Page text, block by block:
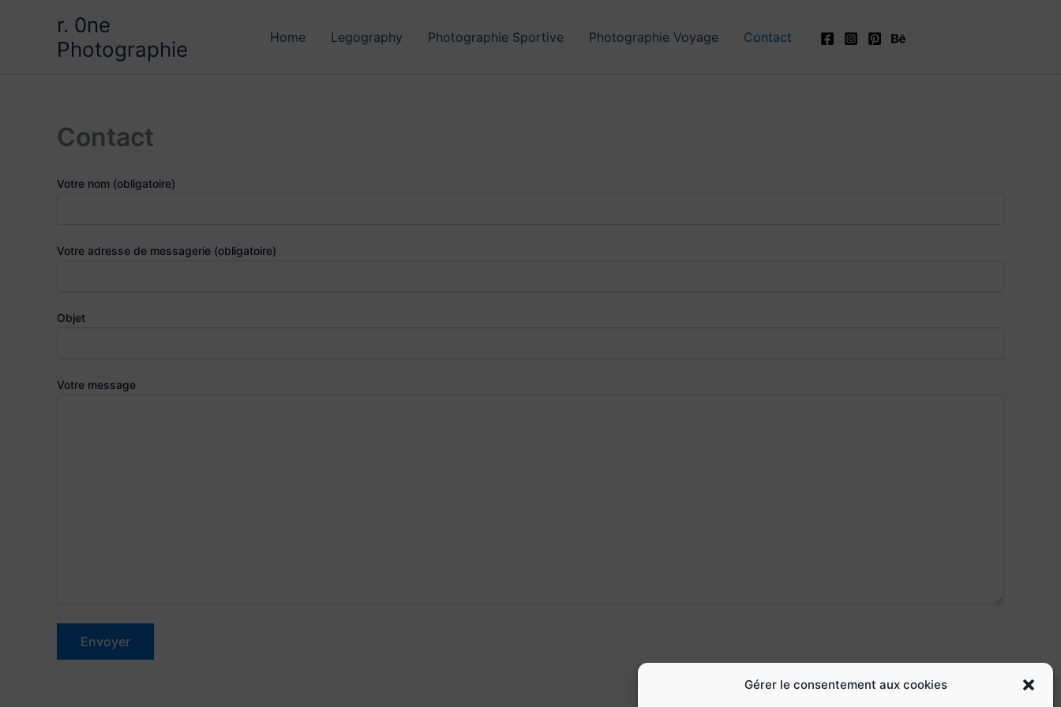
Gérer le consentement aux cookies
r. 0ne
Photographie
Home Legography Photographie Sportive Photographie Voyage Contact
Contact
Votre nom (obligatoire)
Votre adresse de messagerie (obligatoire)
Objet
Votre message